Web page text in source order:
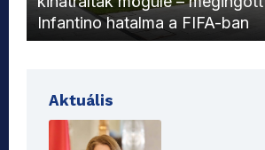
Infantino hatalma a FIFA-ban
Aktuális